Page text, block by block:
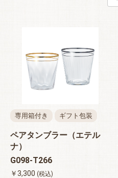
専用箱付き ギフト包装
ペアタンブラー（エテル
ナ）
G098-T266
￥3,300 (税込)